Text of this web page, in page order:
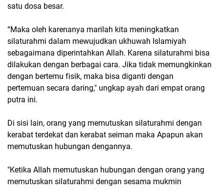
satu dosa besar.
“Maka oleh karenanya marilah kita meningkatkan
silaturahmi dalam mewujudkan ukhuwah Islamiyah
sebagaimana diperintahkan Allah. Karena silaturahmi bisa
dilakukan dengan berbagai cara. Jika tidak memungkinkan
dengan bertemu fisik, maka bisa diganti dengan
pertemuan secara daring," ungkap ayah dari empat orang
putra ini.
Di sisi lain, orang yang memutuskan silaturahmi dengan
kerabat terdekat dan kerabat seiman maka Apapun akan
memutuskan hubungan dengannya.
"Ketika Allah memutuskan hubungan dengan orang yang
memutuskan silaturahmi dengan sesama mukmin